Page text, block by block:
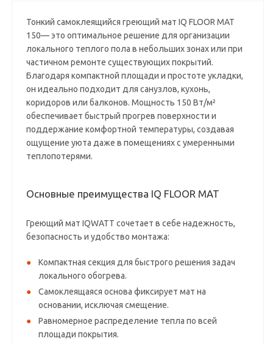
Тонкий самоклеящийся греющий мат IQ FLOOR MAT
150— это оптимальное решение для организации
локального теплого пола в небольших зонах или при
частичном ремонте существующих покрытий.
Благодаря компактной площади и простоте укладки,
он идеально подходит для санузлов, кухонь,
коридоров или балконов. Мощность 150 Вт/м²
обеспечивает быстрый прогрев поверхности и
поддержание комфортной температуры, создавая
ощущение уюта даже в помещениях с умеренными
теплопотерями.
Основные преимущества IQ FLOOR MAT
Греющий мат IQWATT сочетает в себе надежность,
безопасность и удобство монтажа:
Компактная секция для быстрого решения задач
локального обогрева.
Самоклеящаяся основа фиксирует мат на
основании, исключая смещение.
Равномерное распределение тепла по всей
площади покрытия.